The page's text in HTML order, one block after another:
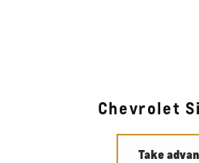
Chevrolet
Take